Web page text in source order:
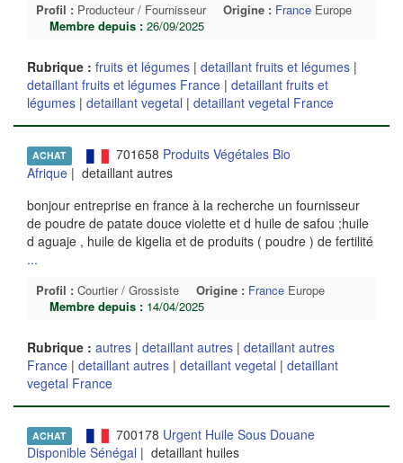
Profil : Producteur / Fournisseur Origine : France Europe
Membre depuis : 26/09/2025
Rubrique : fruits et légumes | detaillant fruits et légumes |
detaillant fruits et légumes France | detaillant fruits et
légumes | detaillant vegetal | detaillant vegetal France
ACHAT 701658 Produits Végétales Bio
Afrique | detaillant autres
bonjour entreprise en france à la recherche un fournisseur
de poudre de patate douce violette et d huile de safou ;huile
d aguaje , huile de kigelia et de produits ( poudre ) de fertilité
...
Profil : Courtier / Grossiste Origine : France Europe
Membre depuis : 14/04/2025
Rubrique : autres | detaillant autres | detaillant autres
France | detaillant autres | detaillant vegetal | detaillant
vegetal France
ACHAT 700178 Urgent Huile Sous Douane
Disponible Sénégal | detaillant huiles